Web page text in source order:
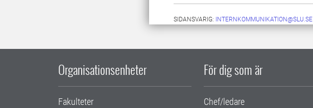
SIDANSVARIG: INTERNKOMMUNIKATION@SLU.SE
Organisationsenheter
Fakulteter
För dig som är
Chef/ledare